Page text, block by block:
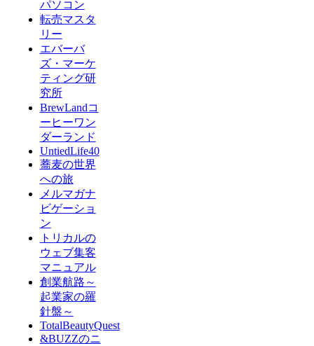
パソコン
転売マスタ
リー
エバーバ
ズ・マーケ
ティング研
究所
BrewLandコ
ーヒーワン
ダーランド
UntiedLife40
蕎麦の世界
への旅
メルマガナ
ビゲーショ
ン
トリカルの
ウェブ集客
マニュアル
創業航路～
起業家の羅
針盤～
TotalBeautyQuest
&BUZZのニ